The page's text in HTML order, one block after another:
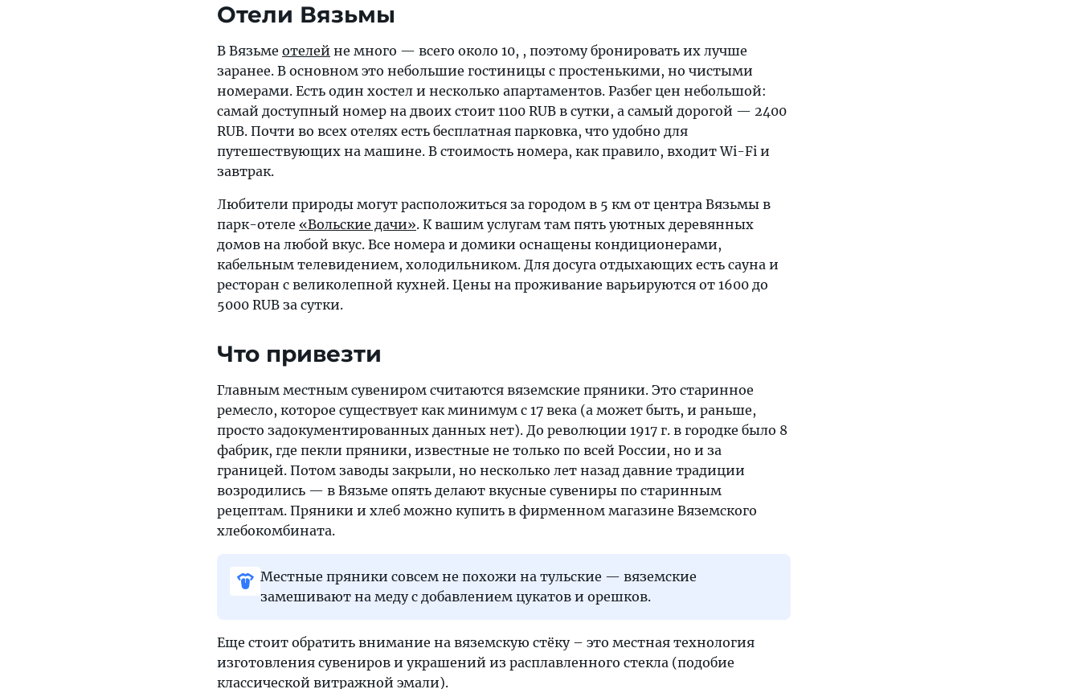
Отели Вязьмы
В Вязьме отелей не много — всего около 10, , поэтому бронировать их лучше
заранее. В основном это небольшие гостиницы с простенькими, но чистыми
номерами. Есть один хостел и несколько апартаментов. Разбег цен небольшой:
самай доступный номер на двоих стоит 1100 RUB в сутки, а самый дорогой — 2400
RUB. Почти во всех отелях есть бесплатная парковка, что удобно для
путешествующих на машине. В стоимость номера, как правило, входит Wi-Fi и
завтрак.
Любители природы могут расположиться за городом в 5 км от центра Вязьмы в
парк-отеле «Вольские дачи». К вашим услугам там пять уютных деревянных
домов на любой вкус. Все номера и домики оснащены кондиционерами,
кабельным телевидением, холодильником. Для досуга отдыхающих есть сауна и
ресторан с великолепной кухней. Цены на проживание варьируются от 1600 до
5000 RUB за сутки.
Что привезти
Главным местным сувениром считаются вяземские пряники. Это старинное
ремесло, которое существует как минимум с 17 века (а может быть, и раньше,
просто задокументированных данных нет). До революции 1917 г. в городке было 8
фабрик, где пекли пряники, известные не только по всей России, но и за
границей. Потом заводы закрыли, но несколько лет назад давние традиции
возродились — в Вязьме опять делают вкусные сувениры по старинным
рецептам. Пряники и хлеб можно купить в фирменном магазине Вяземского
хлебокомбината.
Местные пряники совсем не похожи на тульские — вяземские
замешивают на меду с добавлением цукатов и орешков.
Еще стоит обратить внимание на вяземскую стёку – это местная технология
изготовления сувениров и украшений из расплавленного стекла (подобие
классической витражной эмали).